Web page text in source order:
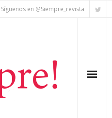
Síguenos en @Siempre_revista